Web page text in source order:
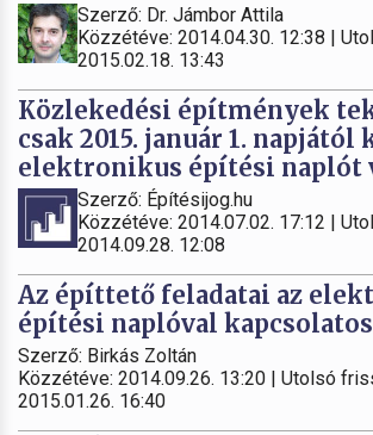
Szerző: Dr. Jámbor Attila
Közzétéve: 2014.04.30. 12:38 |
2015.02.18. 13:43
Közlekedési építmények
csak 2015. január 1. napjától
elektronikus építési naplót
Szerző: Építésijog.hu
Közzétéve: 2014.07.02. 17:12 |
2014.09.28. 12:08
Az építtető feladatai az
építési naplóval
Szerző: Birkás Zoltán
Közzétéve: 2014.09.26. 13:20 | Utolsó
2015.01.26. 16:40